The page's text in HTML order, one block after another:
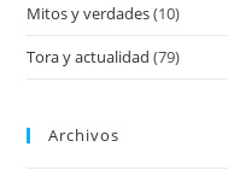
Mitos y verdades(10)
Tora y actualidad (79)
Archivos